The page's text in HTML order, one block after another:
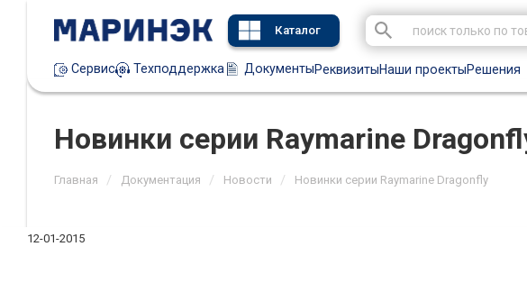
Каталог
Сервис Техподдержка ДокументыРеквизитыНаши проектыРешения
Новинки серии Raymarine
Главная / Документация / Новости / Новинки серии Raymarine Dragonfly
12-01-2015